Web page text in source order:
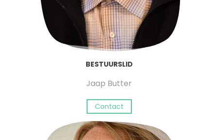
BESTUURSLID
Jaap Butter
Contact